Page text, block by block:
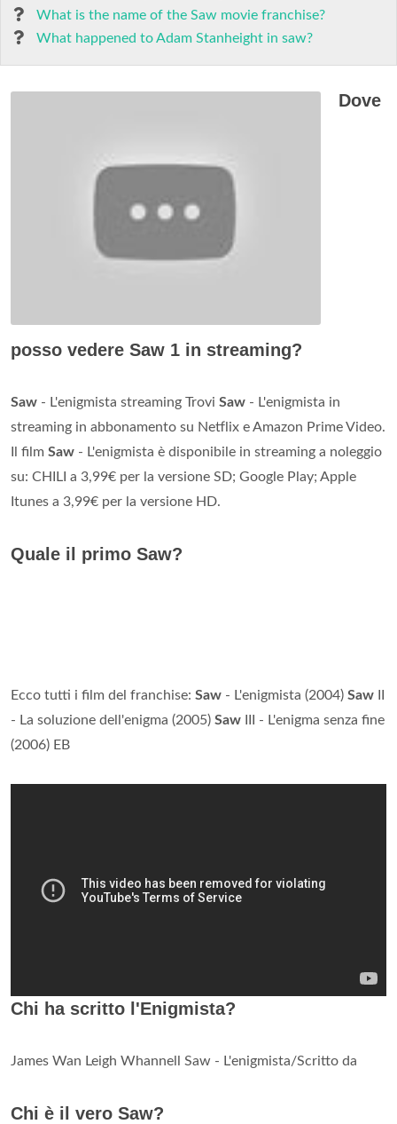
What is the name of the Saw movie franchise?
What happened to Adam Stanheight in saw?
Dove
posso vedere Saw 1 in streaming?
Saw - L'enigmista streaming Trovi Saw - L'enigmista in
streaming in abbonamento su Netflix e Amazon Prime Video.
Il film Saw - L'enigmista è disponibile in streaming a noleggio
su: CHILI a 3,99€ per la versione SD; Google Play; Apple
Itunes a 3,99€ per la versione HD.
Quale il primo Saw?
Ecco tutti i film del franchise: Saw - L'enigmista (2004) Saw II
- La soluzione dell'enigma (2005) Saw III - L'enigma senza fine
(2006) EB
Chi ha scritto l'Enigmista?
James Wan Leigh Whannell Saw - L'enigmista/Scritto da
Chi è il vero Saw?